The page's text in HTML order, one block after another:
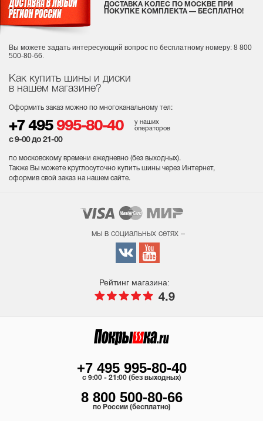
Как купить шины и диски
в нашем магазине?
Оформить заказ можно по многоканальному тел:
+7 495 995-80-40
у наших
операторов
с 9-00 до 21-00
по московскому времени ежедневно (без выходных).
Также Вы можете круглосуточно купить шины через Интернет,
оформив свой заказ на нашем сайте.
ДОСТАВКА КОЛЕС ПО МОСКВЕ ПРИ
ПОКУПКЕ КОМПЛЕКТА — БЕСПЛАТНО!
Вы можете задать интересующий вопрос по бесплатному номеру: 8 800
500-80-66.
мы в социальных сетях –
Рейтинг магазина:
4.9
+7 495 995-80-40
c 9:00 - 21:00 (без выходных)
8 800 500-80-66
по России (бесплатно)